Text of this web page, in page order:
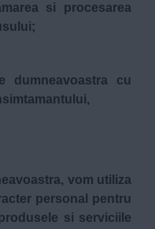
si procesarea
dumneavoastra cu
vom utiliza
personal pentru
si serviciile